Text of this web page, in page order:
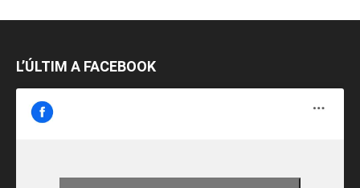
L’ÚLTIM A FACEBOOK